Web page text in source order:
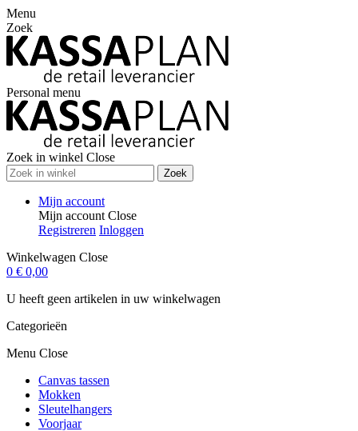
Menu
Zoek
Personal menu
Zoek in winkel Close
Zoek
Mijn account
Mijn account Close
Registreren Inloggen
Winkelwagen Close
0 € 0,00
U heeft geen artikelen in uw winkelwagen
Categorieën
Menu Close
Canvas tassen
Mokken
Sleutelhangers
Voorjaar